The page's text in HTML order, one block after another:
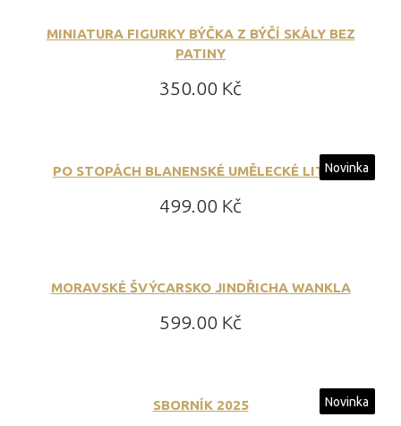
MINIATURA FIGURKY BÝČKA Z BÝČÍ SKÁLY BEZ
PATINY
Cena:
350.00 Kč
Novinka
PO STOPÁCH BLANENSKÉ UMĚLECKÉ LITINY
Cena:
499.00 Kč
MORAVSKÉ ŠVÝCARSKO JINDŘICHA WANKLA
Cena:
599.00 Kč
Novinka
SBORNÍK 2025